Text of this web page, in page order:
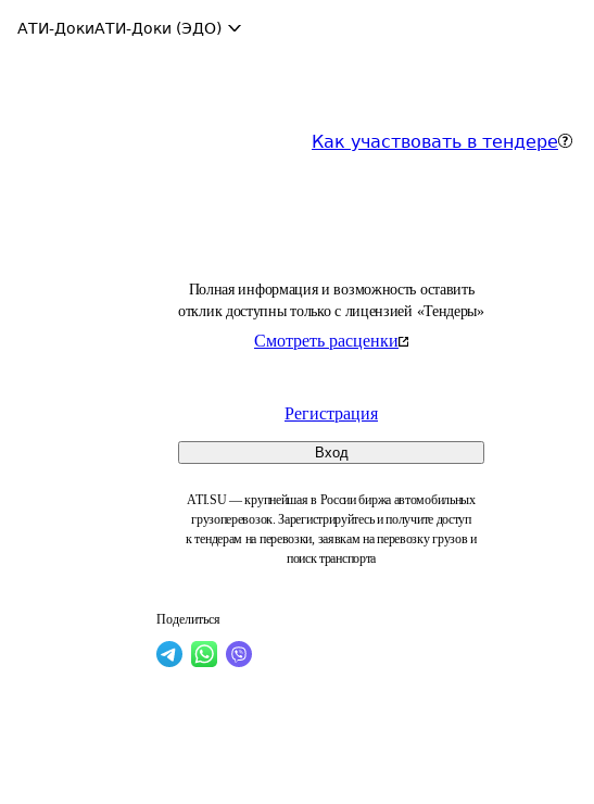
АТИ-ДокиАТИ-Доки (ЭДО)
Как участвовать в тендере
Полная информация и возможность оставить
отклик доступны только с лицензией «Тендеры»
Смотреть расценки
Регистрация
Вход
ATI.SU — крупнейшая в России биржа автомобильных
грузоперевозок. Зарегистрируйтесь и получите доступ
к тендерам на перевозки, заявкам на перевозку грузов и
поиск транспорта
Поделиться